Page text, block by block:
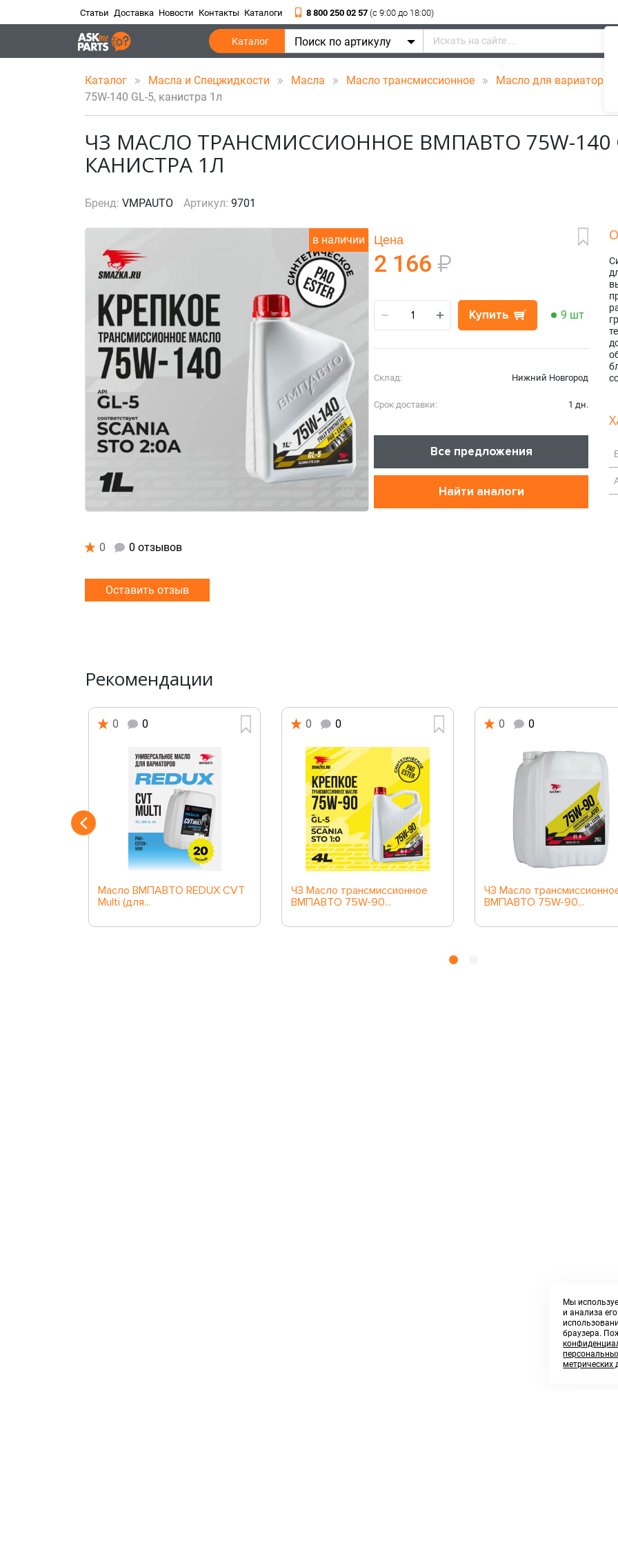
Статьи Доставка Новости Контакты Каталоги 8 800 250 02 57 (c 9:00 до 18:00)
Каталог Поиск по артикулу
Каталог Масла и Спецжидкости Масла Масло трансмиссионное Масло для вариатора
75W-140 GL-5, канистра 1л
ЧЗ МАСЛО ТРАНСМИССИОННОЕ ВМПАВТО 75W-140
КАНИСТРА 1Л
Бренд: VMPAUTO Артикул: 9701
в наличии Цена
2 166 ₽
Купить 9 шт
Склад: Нижний Новгород
Срок доставки: 1 дн.
Все предложения
Найти аналоги
0 0 отзывов
Оставить отзыв
Рекомендации
0 0
Масло ВМПАВТО REDUX CVT
Multi (для...
0 0
ЧЗ Масло трансмиссионное
ВМПАВТО 75W-90...
0 0
ЧЗ Масло
ВМПАВТО 75W-90...
Мы
и анализа
браузера.
метрических